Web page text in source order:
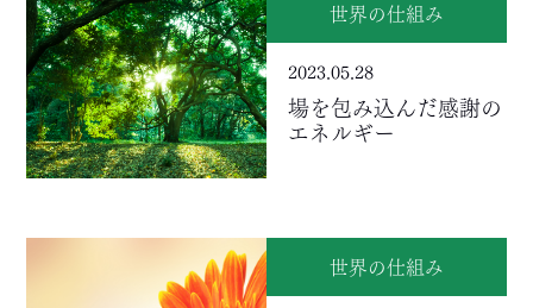
世界の仕組み
2023.05.28
場を包み込んだ感謝の
エネルギー
世界の仕組み